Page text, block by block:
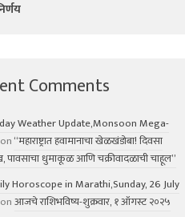
Comments
Weather Update,Monsoon Mega-
on“महाराष्ट्रात हवामानाचा खेळखंडोबा! दिवसा
पावसाचा धुमाकूळ आणि चक्रीवादळाची चाहूल”
Horoscope in Marathi,Sunday, 26 July
onआजचे राशिभविष्य-शुक्रवार, १ ऑगस्ट २०२५